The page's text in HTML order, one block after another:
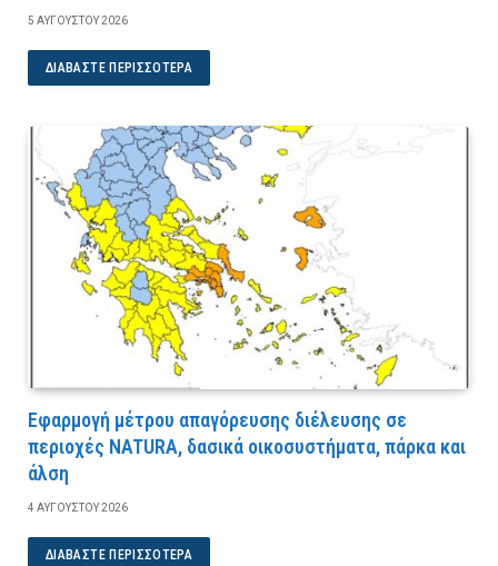
5 ΑΥΓΟΎΣΤΟΥ 2026
ΔΙΑΒΆΣΤΕ ΠΕΡΙΣΣΌΤΕΡΑ
Εφαρμογή μέτρου απαγόρευσης διέλευσης σε
περιοχές NATURA, δασικά οικοσυστήματα, πάρκα και
άλση
4 ΑΥΓΟΎΣΤΟΥ 2026
ΔΙΑΒΆΣΤΕ ΠΕΡΙΣΣΌΤΕΡΑ